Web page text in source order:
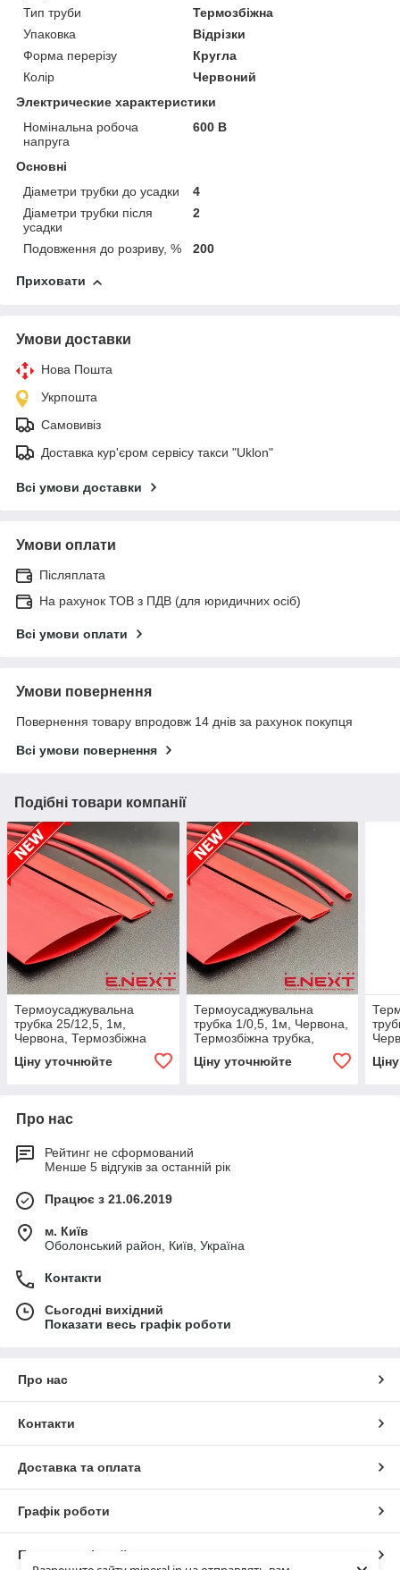
Тип труби
Термозбіжна
Упаковка
Відрізки
Форма перерізу
Кругла
Колір
Червоний
Электрические характеристики
Номінальна робоча
напруга
600 В
Основні
Діаметри трубки до усадки
4
Діаметри трубки після
усадки
2
Подовження до розриву, % 200
Приховати
Умови доставки
Нова Пошта
Укрпошта
Самовивіз
Доставка кур'єром сервісу такси "Uklon"
Всі умови доставки
Умови оплати
Післяплата
На рахунок ТОВ з ПДВ (для юридичних осіб)
Всі умови оплати
Умови повернення
Повернення товару впродовж 14 днів за рахунок покупця
Всі умови повернення
Подібні товари компанії
Термоусаджувальна
трубка 25/12,5, 1м,
Червона, Термозбіжна
термозбіжний,
Ціну уточнюйте
Термоусаджувальна
трубка 1/0,5, 1м, Червона,
Термозбіжна трубка,
Універсальна, E.NEXT
Ціну уточнюйте
Про нас
Рейтинг не сформований
Менше 5 відгуків за останній рік
Працює з 21.06.2019
м. Київ
Оболонський район, Київ, Україна
Контакти
Сьогодні вихідний
Показати весь графік роботи
Про нас
Контакти
Доставка та оплата
Графік роботи
Повна версія сайту